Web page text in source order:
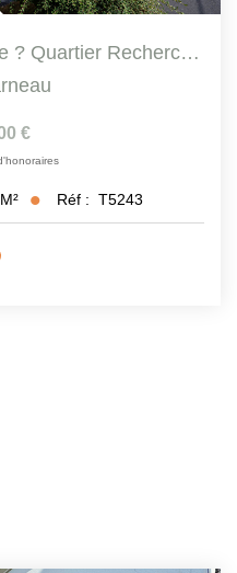
Maison Vue Mer À Vendre ? Quartier Recherché Du Rouz ?...
€
M² Réf : T5243